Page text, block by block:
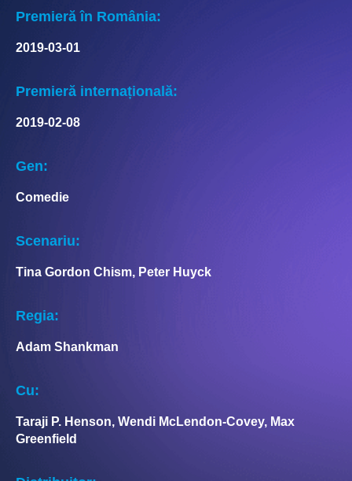
Premieră în România:
2019-03-01
Premieră internațională:
2019-02-08
Gen:
Comedie
Scenariu:
Tina Gordon Chism, Peter Huyck
Regia:
Adam Shankman
Cu:
Taraji P. Henson, Wendi McLendon-Covey, Max
Greenfield